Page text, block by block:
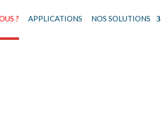
? APPLICATIONS NOS SOLUTIONS